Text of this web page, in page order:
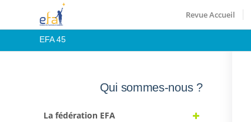
Revue Accueil
EFA 45
Qui sommes-nous ?
La fédération EFA